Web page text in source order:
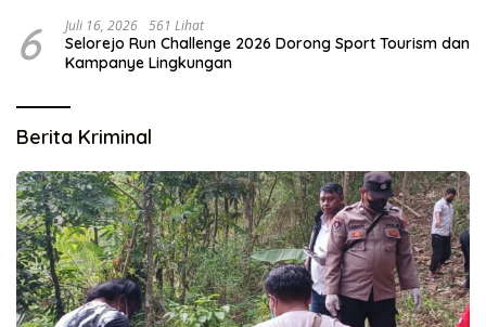
6 Juli 16, 2026 561 Lihat
Selorejo Run Challenge 2026 Dorong Sport Tourism dan
Kampanye Lingkungan
Berita Kriminal